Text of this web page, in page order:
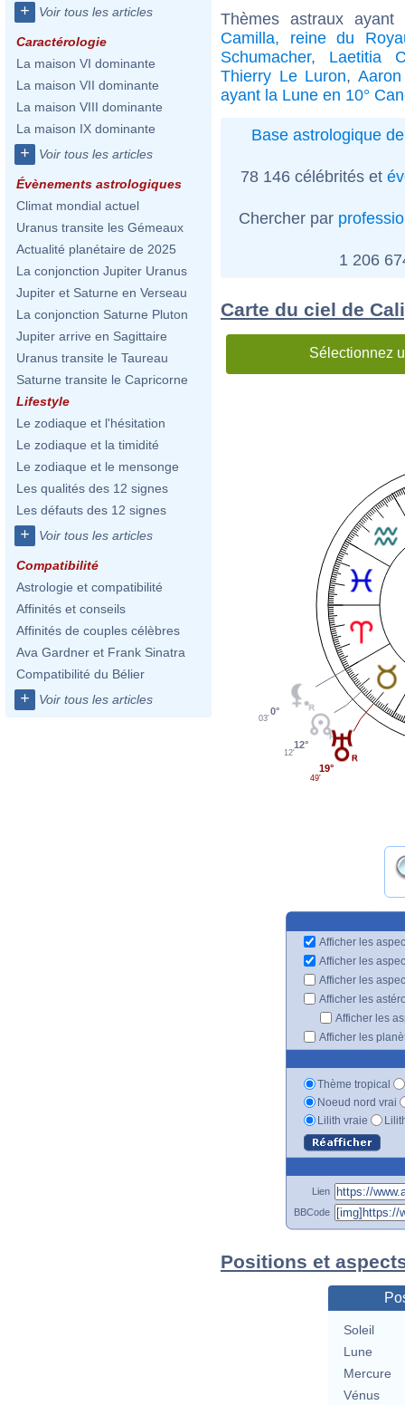
+ Voir tous les articles
Caractérologie
La maison VI dominante
La maison VII dominante
La maison VIII dominante
La maison IX dominante
+ Voir tous les articles
Évènements astrologiques
Climat mondial actuel
Uranus transite les Gémeaux
Actualité planétaire de 2025
La conjonction Jupiter Uranus
Jupiter et Saturne en Verseau
La conjonction Saturne Pluton
Jupiter arrive en Sagittaire
Uranus transite le Taureau
Saturne transite le Capricorne
Lifestyle
Le zodiaque et l'hésitation
Le zodiaque et la timidité
Le zodiaque et le mensonge
Les qualités des 12 signes
Les défauts des 12 signes
+ Voir tous les articles
Compatibilité
Astrologie et compatibilité
Affinités et conseils
Affinités de couples célèbres
Ava Gardner et Frank Sinatra
Compatibilité du Bélier
+ Voir tous les articles
Thèmes astraux
Camilla, reine du
Schumacher, Laetitia
Thierry Le Luron,
ayant la Lune en 10°
Base astrologique
78 146 célébrités et
Chercher par
1 206
Carte du ciel de
Sélectionnez
0°
03'
12°
12'
19°
49'
Afficher les
Afficher les
Afficher les
Afficher les
Afficher les
Afficher les
Thème tropical
Noeud nord vrai
Lilith vraie
Lien
BBCode
Positions et
Soleil
Lune
Mercure
Vénus